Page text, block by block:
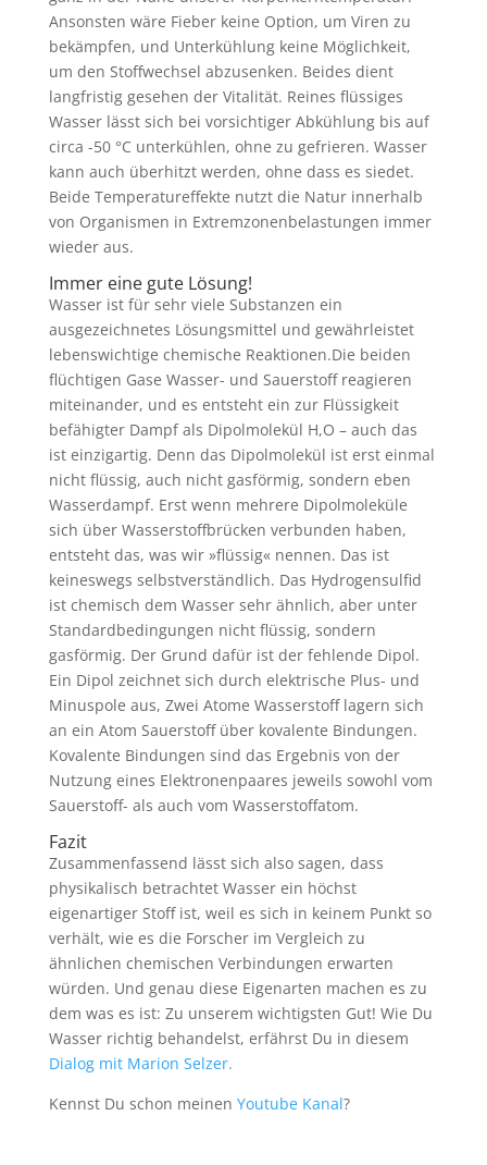
Ansonsten wäre Fieber keine Option, um Viren zu
bekämpfen, und Unterkühlung keine Möglichkeit,
um den Stoffwechsel abzusenken. Beides dient
langfristig gesehen der Vitalität. Reines flüssiges
Wasser lässt sich bei vorsichtiger Abkühlung bis auf
circa -50 °C unterkühlen, ohne zu gefrieren. Wasser
kann auch überhitzt werden, ohne dass es siedet.
Beide Temperatureffekte nutzt die Natur innerhalb
von Organismen in Extremzonenbelastungen immer
wieder aus.
Immer eine gute Lösung!
Wasser ist für sehr viele Substanzen ein
ausgezeichnetes Lösungsmittel und gewährleistet
lebenswichtige chemische Reaktionen.Die beiden
flüchtigen Gase Wasser- und Sauerstoff reagieren
miteinander, und es entsteht ein zur Flüssigkeit
befähigter Dampf als Dipolmolekül H,O – auch das
ist einzigartig. Denn das Dipolmolekül ist erst einmal
nicht flüssig, auch nicht gasförmig, sondern eben
Wasserdampf. Erst wenn mehrere Dipolmoleküle
sich über Wasserstoffbrücken verbunden haben,
entsteht das, was wir »flüssig« nennen. Das ist
keineswegs selbstverständlich. Das Hydrogensulfid
ist chemisch dem Wasser sehr ähnlich, aber unter
Standardbedingungen nicht flüssig, sondern
gasförmig. Der Grund dafür ist der fehlende Dipol.
Ein Dipol zeichnet sich durch elektrische Plus- und
Minuspole aus, Zwei Atome Wasserstoff lagern sich
an ein Atom Sauerstoff über kovalente Bindungen.
Kovalente Bindungen sind das Ergebnis von der
Nutzung eines Elektronenpaares jeweils sowohl vom
Sauerstoff- als auch vom Wasserstoffatom.
Fazit
Zusammenfassend lässt sich also sagen, dass
physikalisch betrachtet Wasser ein höchst
eigenartiger Stoff ist, weil es sich in keinem Punkt so
verhält, wie es die Forscher im Vergleich zu
ähnlichen chemischen Verbindungen erwarten
würden. Und genau diese Eigenarten machen es zu
dem was es ist: Zu unserem wichtigsten Gut! Wie Du
Wasser richtig behandelst, erfährst Du in diesem
Dialog mit Marion Selzer.
Kennst Du schon meinen Youtube Kanal?